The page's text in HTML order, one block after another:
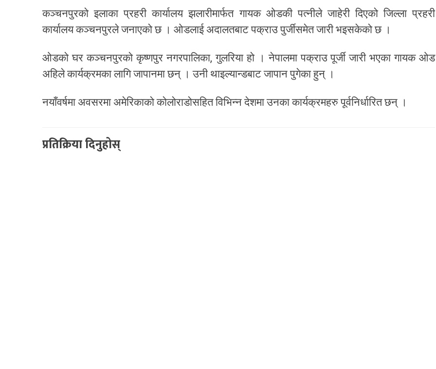
कञ्चनपुरको इलाका प्रहरी कार्यालय झलारीमार्फत गायक ओडकी पत्नीले जाहेरी दिएको जिल्ला प्रहरी
कार्यालय कञ्चनपुरले जनाएको छ । ओडलाई अदालतबाट पक्राउ पुर्जीसमेत जारी भइसकेको छ ।
ओडको घर कञ्चनपुरको कृष्णपुर नगरपालिका, गुलरिया हो । नेपालमा पक्राउ पूर्जी जारी भएका गायक ओड
अहिले कार्यक्रमका लागि जापानमा छन् । उनी थाइल्यान्डबाट जापान पुगेका हुन् ।
नयाँवर्षमा अवसरमा अमेरिकाको कोलोराडोसहित विभिन्न देशमा उनका कार्यक्रमहरु पूर्वनिर्धारित छन् ।
प्रतिक्रिया दिनुहोस्